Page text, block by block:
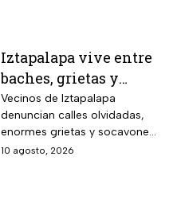
Iztapalapa vive entre
baches, grietas y
socavones
Vecinos de Iztapalapa
denuncian calles olvidadas,
enormes grietas y socavones
que representan un riesgo
10 agosto, 2026